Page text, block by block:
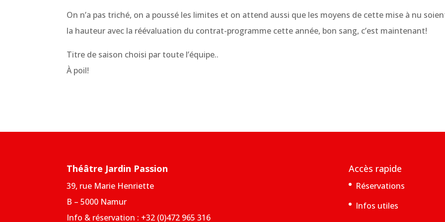
On n’a pas triché, on a poussé les limites et on attend aussi que les moyens de cette mise à nu
la hauteur avec la réévaluation du contrat-programme cette année, bon sang, c’est maintenant!
Titre de saison choisi par toute l’équipe..
À poil!
Théâtre Jardin Passion
39, rue Marie Henriette
B – 5000 Namur
Info & réservation : +32 (0)472 965 316
Accès rapide
Réservations
Infos utiles